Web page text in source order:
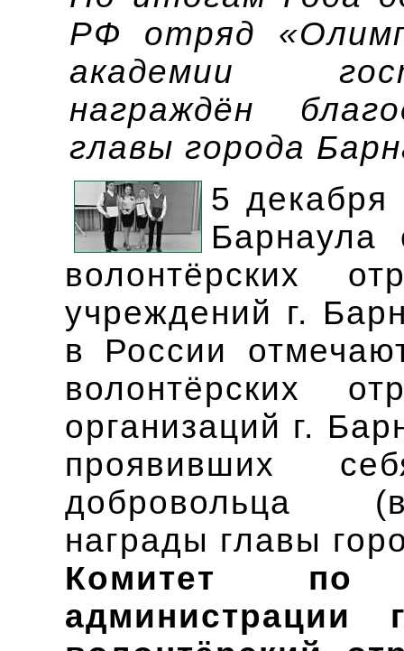
РФ отряд
академии
награждён
главы города
5 декабря
Барнаула
волонтёрских
учреждений г.
в России
волонтёрских
организаций г.
проявивших
добровольца
награды главы
Комитет по
администрации